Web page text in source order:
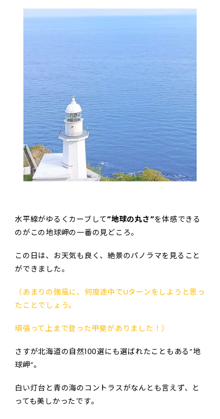
水平線がゆるくカーブして”地球の丸さ”を体感できる
のがこの地球岬の一番の見どころ。
この日は、お天気も良く、絶景のパノラマを見ること
ができました。
（あまりの強風に、何度途中でUターンをしようと思っ
たことでしょう。
頑張って上まで登った甲斐がありました！）
さすが北海道の自然100選にも選ばれたこともある”地
球岬”。
白い灯台と青の海のコントラスがなんとも言えず、と
っても美しかったです。